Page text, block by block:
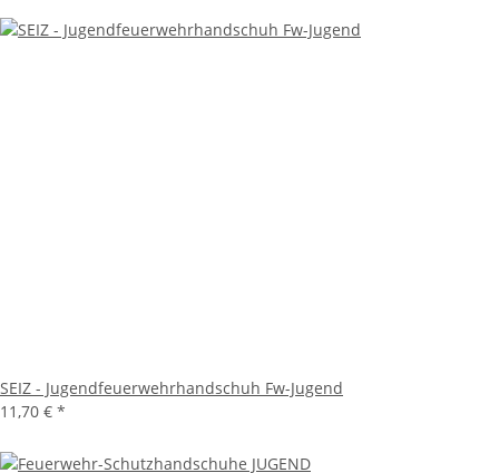
SEIZ - Jugendfeuerwehrhandschuh Fw-Jugend
11,70 € *